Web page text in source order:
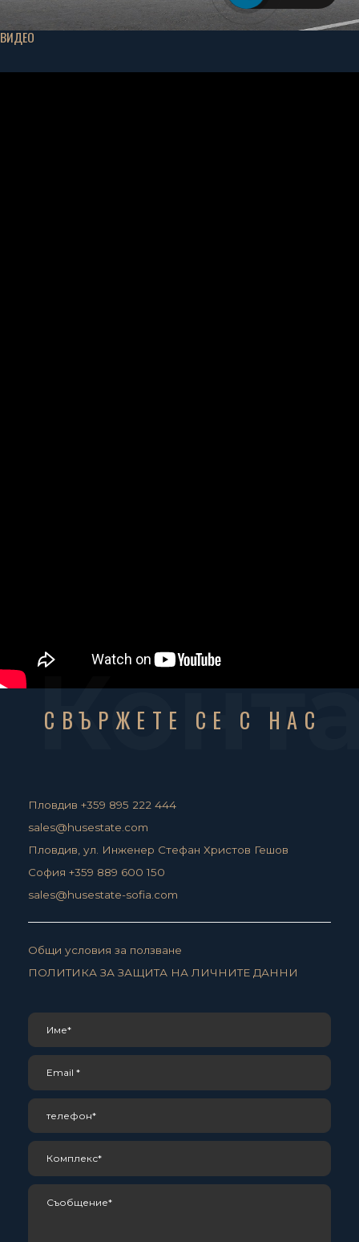
ВИДЕО
СВЪРЖЕТЕ СЕ С НАС
Пловдив +359 895 222 444
sales@husestate.com
Пловдив, ул. Инженер Стефан Христов Гешов
София +359 889 600 150
sales@husestate-sofia.com
Общи условия за ползване
ПОЛИТИКА ЗА ЗАЩИТА НА ЛИЧНИТЕ ДАННИ